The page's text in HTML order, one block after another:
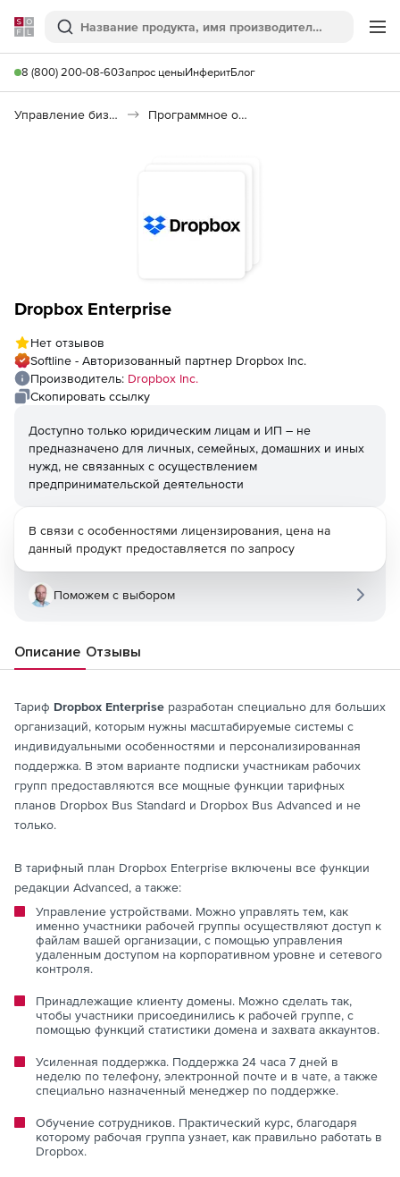
Softline
Поиск
8 (800) 200-08-60Запрос ценыИнферитБлог
Управление бизнесом, CRM/ERP Программное обеспечение для управления бизнесом
Dropbox Enterprise
Нет отзывов
Softline - Авторизованный партнер Dropbox Inc.
Производитель: Dropbox Inc.
Скопировать ссылку
Доступно только юридическим лицам и ИП – не
предназначено для личных, семейных, домашних и иных
нужд, не связанных с осуществлением
предпринимательской деятельности
В связи с особенностями лицензирования, цена на
данный продукт предоставляется по запросу
Поможем с выбором
Описание Отзывы
Тариф Dropbox Enterprise разработан специально для больших
организаций, которым нужны масштабируемые системы с
индивидуальными особенностями и персонализированная
поддержка. В этом варианте подписки участникам рабочих
групп предоставляются все мощные функции тарифных
планов Dropbox Bus Standard и Dropbox Bus Advanced и не
только.
В тарифный план Dropbox Enterprise включены все функции
редакции Advanced, а также:
Управление устройствами. Можно управлять тем, как
именно участники рабочей группы осуществляют доступ к
файлам вашей организации, с помощью управления
удаленным доступом на корпоративном уровне и сетевого
контроля.
Принадлежащие клиенту домены. Можно сделать так,
чтобы участники присоединились к рабочей группе, с
помощью функций статистики домена и захвата аккаунтов.
Усиленная поддержка. Поддержка 24 часа 7 дней в
неделю по телефону, электронной почте и в чате, а также
специально назначенный менеджер по поддержке.
Обучение сотрудников. Практический курс, благодаря
которому рабочая группа узнает, как правильно работать в
Dropbox.